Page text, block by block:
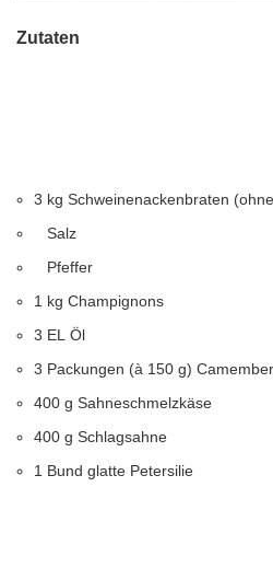
Zutaten
3 kg Schweinenackenbraten
Salz
Pfeffer
1 kg Champignons
3 EL Öl
3 Packungen (à 150 g)
400 g Sahneschmelzkäse
400 g Schlagsahne
1 Bund glatte Petersilie